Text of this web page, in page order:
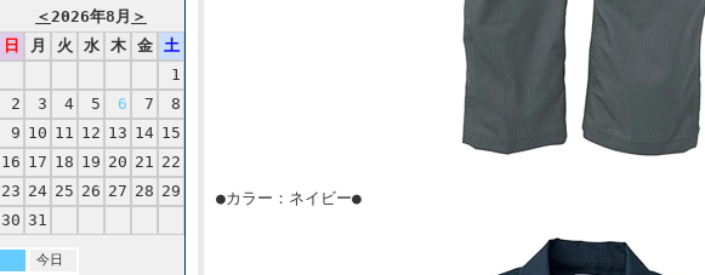
＜2026年8月 ＞
日
月 火 水 木 金
土
1
2
3 4 5 6 7
8
9 10 11 12 13 14 15
16 17 18 19 20 21 22
23 24 25 26 27 28 29
30 31
今日
●カラー：ネイビー●